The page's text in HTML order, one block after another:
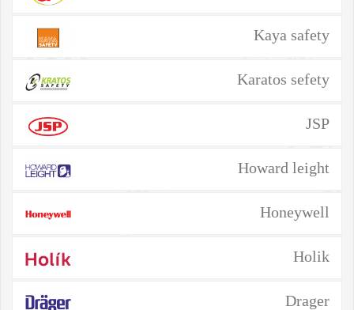
Kaya safety
Karatos sefety
JSP
Howard leight
Honeywell
Holik
Drager